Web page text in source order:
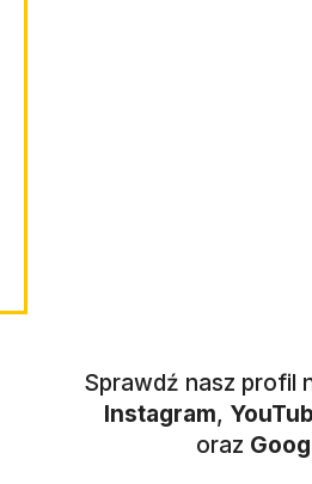
Sprawdź nasz profil
Instagram,
oraz